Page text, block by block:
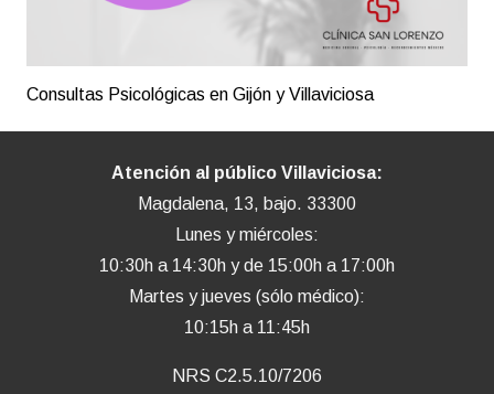
Consultas Psicológicas en Gijón y Villaviciosa
Atención al público Villaviciosa:
Magdalena, 13, bajo. 33300
Lunes y miércoles:
10:30h a 14:30h y de 15:00h a 17:00h
Martes y jueves (sólo médico):
10:15h a 11:45h
NRS C2.5.10/7206